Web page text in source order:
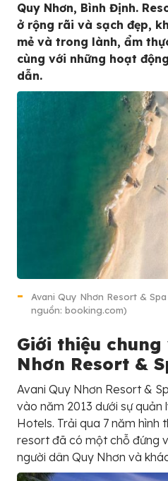
Quy Nhơn, Bình Định.
ở rộng rãi và sạch đẹp,
mẻ và trong lành, ẩm
cùng với những hoạt
dẫn.
Avani Quy Nhơn Resort &
nguồn: booking.com)
Giới thiệu chung
Nhơn Resort &
Avani Quy Nhơn Resort &
vào năm 2013 dưới sự quản
Hotels. Trải qua 7 năm hình
resort đã có một chỗ đứng
người dân Quy Nhơn và